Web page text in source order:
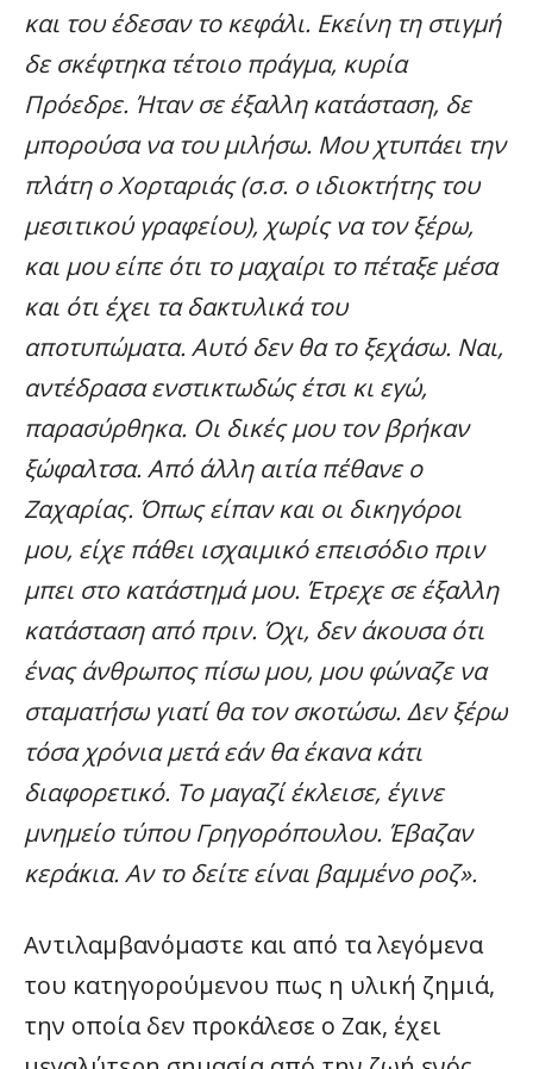
και του έδεσαν το κεφάλι. Εκείνη τη στιγμή
δε σκέφτηκα τέτοιο πράγμα, κυρία
Πρόεδρε. Ήταν σε έξαλλη κατάσταση, δε
μπορούσα να του μιλήσω. Μου χτυπάει την
πλάτη ο Χορταριάς (σ.σ. ο ιδιοκτήτης του
μεσιτικού γραφείου), χωρίς να τον ξέρω,
και μου είπε ότι το μαχαίρι το πέταξε μέσα
και ότι έχει τα δακτυλικά του
αποτυπώματα. Αυτό δεν θα το ξεχάσω. Ναι,
αντέδρασα ενστικτωδώς έτσι κι εγώ,
παρασύρθηκα. Οι δικές μου τον βρήκαν
ξώφαλτσα. Από άλλη αιτία πέθανε ο
Ζαχαρίας. Όπως είπαν και οι δικηγόροι
μου, είχε πάθει ισχαιμικό επεισόδιο πριν
μπει στο κατάστημά μου. Έτρεχε σε έξαλλη
κατάσταση από πριν. Όχι, δεν άκουσα ότι
ένας άνθρωπος πίσω μου, μου φώναζε να
σταματήσω γιατί θα τον σκοτώσω. Δεν ξέρω
τόσα χρόνια μετά εάν θα έκανα κάτι
διαφορετικό. Το μαγαζί έκλεισε, έγινε
μνημείο τύπου Γρηγορόπουλου. Έβαζαν
κεράκια. Αν το δείτε είναι βαμμένο ροζ».
Αντιλαμβανόμαστε και από τα λεγόμενα
του κατηγορούμενου πως η υλική ζημιά,
την οποία δεν προκάλεσε ο Ζακ, έχει